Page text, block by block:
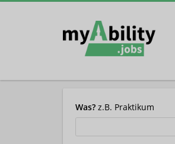
Was? z.B. Praktikum